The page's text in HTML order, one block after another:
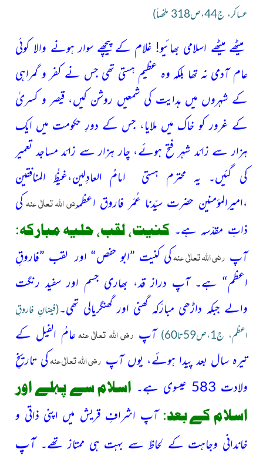
عساکر، ج44،ص318 ملخصاً)
میٹھے میٹھے اسلامی بھائیو! غلام کے پیچھے سوار ہونے والا کوئی
عام آدمی نہ تھا بلکہ وہ عظیم ہستی تھی جس نے کفر و گمراہی
کے شہروں میں ہدایت کی شمعیں روشن کیں، قیصر و کسریٰ
کے غرور کو خاک میں ملایا، جس کے دورِ حکومت میں ایک
ہزار سے زائد شہر فتح ہوئے، چار ہزار سے زائد مساجد تعمیر
کی گئیں۔ یہ محترم ہستی امامُ العادِلین،غیظُ المنافقین
،امیرالمؤمنین حضرت سیّدنا عُمَر فاروق اعظمرضی اللہ تعالٰی عنہکی
ذاتِ مقدّسہ ہے۔ کنیت، لقب، حلیہ مبارکہ:
آپ رضی اللہ تعالٰی عنہکی کنیت ”ابو حفص“ اور لقب ”فاروقِ
اعظم“ ہے۔ آپ دراز قد، بھاری جسم اور سفید رنگت
والے جبکہ داڑھی مبارَکہ گھنی اور گھنگریالی تھی۔(فیضانِ فاروقِ
اعظم، ج1،ص59تا60) آپ رضی اللہ تعالٰی عنہعامُ الفیل کے
تیرہ سال بعد پیدا ہوئے، یوں آپ رضی اللہ تعالٰی عنہکی تاریخِ
ولادت 583 عیسوی ہے۔
اسلام سے پہلے اور
اسلام کے بعد: آپ اشرافِ قریش میں اپنی ذاتی و
خاندانی وجاہت کے لحاظ سے بہت ہی ممتاز تھے۔آپ